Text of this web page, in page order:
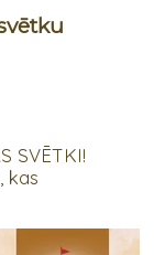
SVĒTKI!
kas